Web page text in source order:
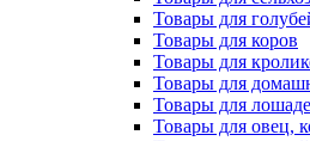
Товары для
Товары для коров
Товары для
Товары для
Товары для
Товары для овец,